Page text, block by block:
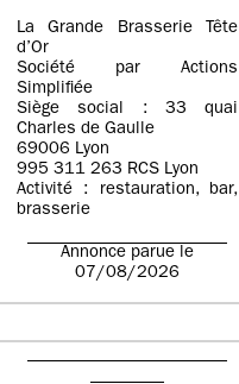
La Grande Brasserie Tête
d’Or
Société par Actions
Simplifiée
Siège social : 33 quai
Charles de Gaulle
69006 Lyon
995 311 263 RCS Lyon
Activité : restauration, bar,
brasserie
Annonce parue le
07/08/2026